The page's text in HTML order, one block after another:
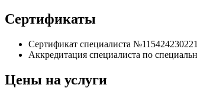
Сертификаты
Сертификат специалиста
Аккредитация специалиста по
Цены на услуги